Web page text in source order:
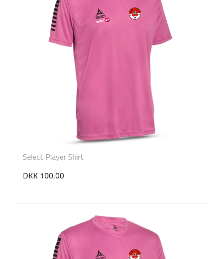
Select Player Shirt
DKK 100,00